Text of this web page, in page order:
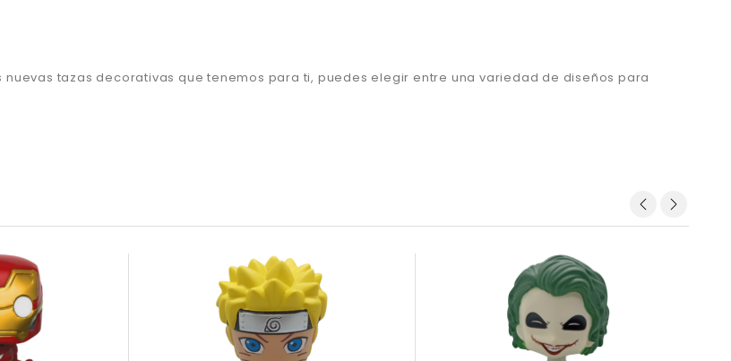
tazas decorativas que tenemos para ti, puedes elegir entre una variedad de diseños para